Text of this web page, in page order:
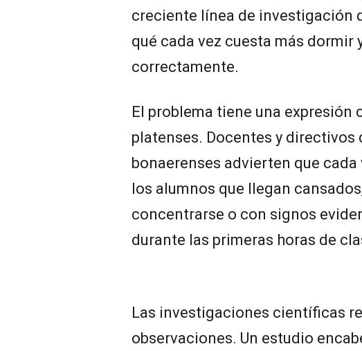
creciente línea de investigación
qué cada vez cuesta más dormir
correctamente.
El problema tiene una expresión
platenses. Docentes y directivos
bonaerenses advierten que
los alumnos que llegan
concentrarse o con signos
durante las primeras horas de
Las investigaciones científicas
observaciones. Un estudio